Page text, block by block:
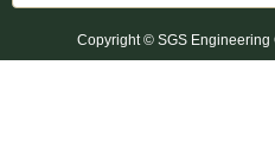
Copyright © SGS Engineering